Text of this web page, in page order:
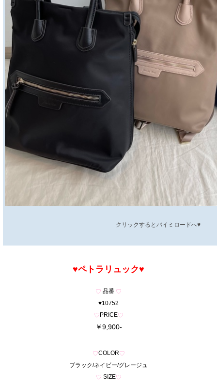
クリックするとバイミロードへ♥
♥ペトラリュック♥
♡ 品番 ♡
♥10752
♡ PRICE♡
￥9,900-
♡COLOR♡
ブラック/ネイビー/グレージュ
♡ SIZE♡